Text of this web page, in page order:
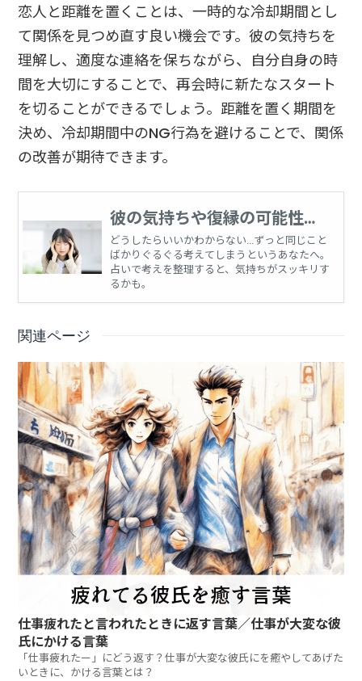
恋人と距離を置くことは、一時的な冷却期間とし
て関係を見つめ直す良い機会です。彼の気持ちを
理解し、適度な連絡を保ちながら、自分自身の時
間を大切にすることで、再会時に新たなスタート
を切ることができるでしょう。距離を置く期間を
決め、冷却期間中のNG行為を避けることで、関係
の改善が期待できます。
彼の気持ちや復縁の可能性、
恋愛に関する悩みを占う
どうしたらいいかわからない…ずっと同じこと
ばかりぐるぐる考えてしまうというあなたへ。
占いで考えを整理すると、気持ちがスッキリす
るかも。
関連ページ
仕事疲れたと言われたときに返す言葉／仕事が大変な彼
氏にかける言葉
「仕事疲れたー」にどう返す？仕事が大変な彼氏にを癒やしてあげた
いときに、かける言葉とは？